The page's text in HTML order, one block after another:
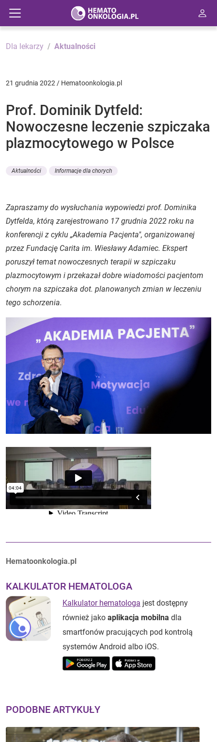
Dla lekarzy Aktualności
21 grudnia 2022 / Hematoonkologia.pl
Prof. Dominik Dytfeld:
Nowoczesne leczenie szpiczaka
plazmocytowego w Polsce
Aktualności Informacje dla chorych
Zapraszamy do wysłuchania wypowiedzi prof. Dominika
Dytfelda, którą zarejestrowano 17 grudnia 2022 roku na
konferencji z cyklu „Akademia Pacjenta", organizowanej
przez Fundację Carita im. Wiesławy Adamiec. Ekspert
poruszył temat nowoczesnych terapii w szpiczaku
plazmocytowym i przekazał dobre wiadomości pacjentom
chorym na szpiczaka dot. planowanych zmian w leczeniu
tego schorzenia.
Autorzy:
Hematoonkologia.pl
KALKULATOR HEMATOLOGA
Kalkulator hematologa jest dostępny
również jako aplikacja mobilna dla
smartfonów pracujących pod kontrolą
systemów Android albo iOS.
PODOBNE ARTYKUŁY